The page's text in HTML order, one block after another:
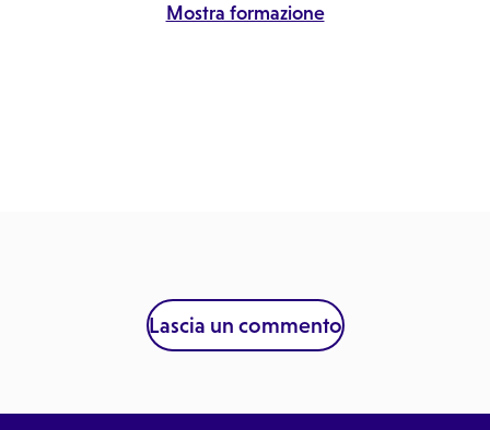
Mostra formazione
Lascia un commento